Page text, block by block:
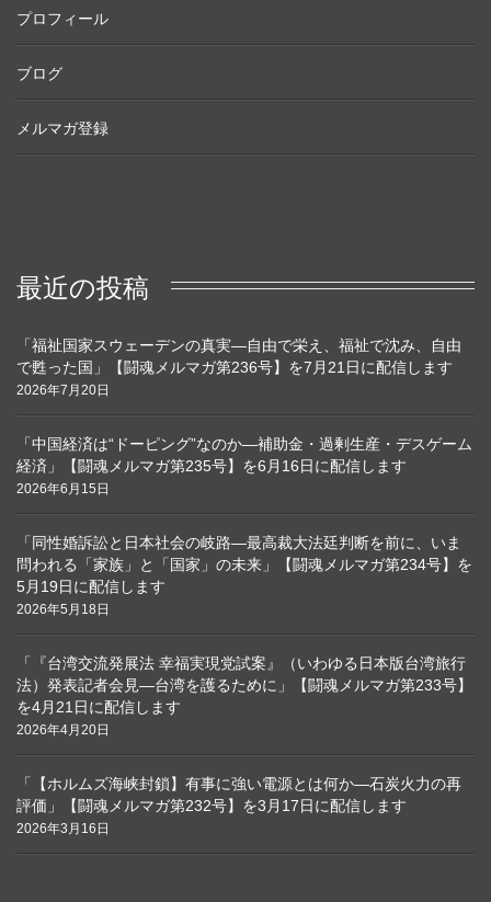
プロフィール
ブログ
メルマガ登録
最近の投稿
「福祉国家スウェーデンの真実―自由で栄え、福祉で沈み、自由
で甦った国」【闘魂メルマガ第236号】を7月21日に配信します
2026年7月20日
「中国経済は“ドーピング”なのか―補助金・過剰生産・デスゲーム
経済」【闘魂メルマガ第235号】を6月16日に配信します
2026年6月15日
「同性婚訴訟と日本社会の岐路―最高裁大法廷判断を前に、いま
問われる「家族」と「国家」の未来」【闘魂メルマガ第234号】を
5月19日に配信します
2026年5月18日
「『台湾交流発展法 幸福実現党試案』（いわゆる日本版台湾旅行
法）発表記者会見―台湾を護るために」【闘魂メルマガ第233号】
を4月21日に配信します
2026年4月20日
「【ホルムズ海峡封鎖】有事に強い電源とは何か―石炭火力の再
評価」【闘魂メルマガ第232号】を3月17日に配信します
2026年3月16日